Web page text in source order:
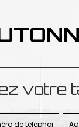
votre